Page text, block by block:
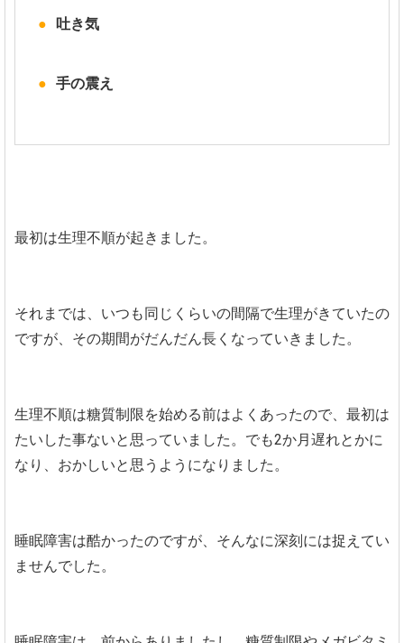
吐き気
手の震え
最初は生理不順が起きました。
それまでは、いつも同じくらいの間隔で生理がきていたの
ですが、その期間がだんだん長くなっていきました。
生理不順は糖質制限を始める前はよくあったので、最初は
たいした事ないと思っていました。でも2か月遅れとかに
なり、おかしいと思うようになりました。
睡眠障害は酷かったのですが、そんなに深刻には捉えてい
ませんでした。